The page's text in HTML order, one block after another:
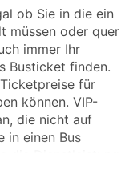
ob Sie in die ein
müssen oder quer
immer Ihr
Busticket finden.
für
können. VIP-
die nicht auf
in einen Bus